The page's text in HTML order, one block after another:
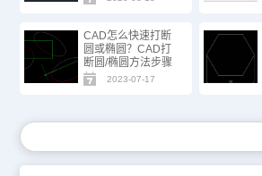
CAD怎么快速打断
圆或椭圆？CAD打
断圆/椭圆方法步骤
2023-07-17